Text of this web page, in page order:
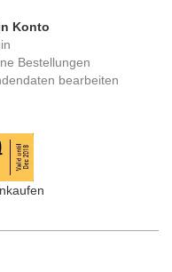
Konto
Bestellungen
bearbeiten